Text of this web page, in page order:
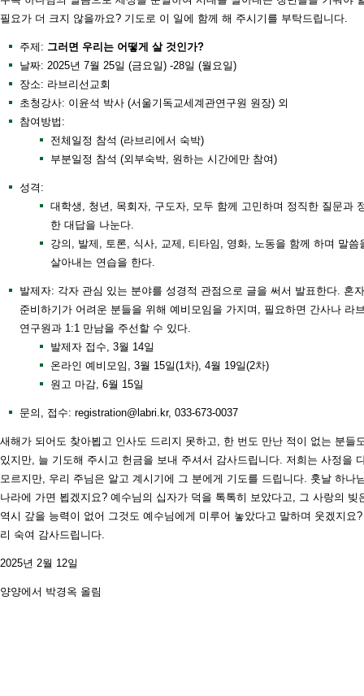
필요가 더 크지 않을까요? 기도로 이 일에 함께 해 주시기를 부탁드립니다.
주제: 그러면 우리는 어떻게 살 것인가?
날짜: 2025년 7월 25일 (금요일) -28일 (월요일)
장소: 라브리선교회
초청강사: 이윤석 박사 (서울기독교세계관연구원 원장) 외
참여방법:
전체일정 참석 (라브리에서 숙박)
부분일정 참석 (외부숙박, 원하는 시간에만 참여)
성격:
대학생, 청년, 목회자, 구도자, 모두 함께 고민하며 정직한 질문과
한 대답을 나눈다.
강의, 발제, 토론, 식사, 교제, 티타임, 영화, 노동을 함께 하며 말씀
살아내는 연습을 한다.
발제자: 각자 관심 있는 분야를 성경적 관점으로 글을 써서 발표한다. 혼자
준비하기가 어려운 분들을 위해 예비모임을 가지며, 필요하면 간사나 라
연구원과 1:1 만남을 주선할 수 있다.
발제자 접수, 3월 14일
온라인 예비모임, 3월 15일(1차), 4월 19일(2차)
원고 마감, 6월 15일
문의, 접수: registration@labri.kr, 033-673-0037
새해가 되어도 찾아뵙고 인사도 드리지 못하고, 한 번도 만난 적이 없는 분들
있지만, 늘 기도해 주시고 헌금을 보내 주셔서 감사드립니다. 저희는 사정을
모르지만, 우리 주님은 알고 계시기에 그 분에게 기도를 드립니다. 훗날 하나
나라에 가면 뵙겠지요? 예수님의 십자가 덕을 톡톡히 보았다고, 그 사랑의 빚
역시 갚을 능력이 없어 그것도 예수님에게 미루어 놓았다고 말하며 웃겠지요
리 숙여 감사드립니다.
2025년 2월 12일
양양에서 박경옥 올림